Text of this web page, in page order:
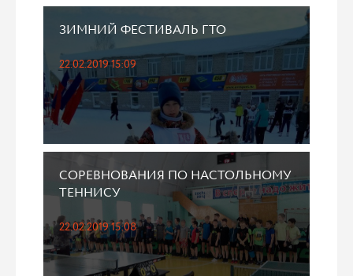
ЗИМНИЙ ФЕСТИВАЛЬ ГТО
22.02.2019 15:09
СОРЕВНОВАНИЯ ПО НАСТОЛЬНОМУ
ТЕННИСУ
22.02.2019 15:08